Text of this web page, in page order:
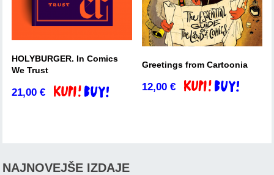
HOLYBURGER. In Comics
We Trust
21,00€ Dodaj v košarico
Greetings from Cartoonia
12,00€ Dodaj v košarico
NAJNOVEJŠE IZDAJE